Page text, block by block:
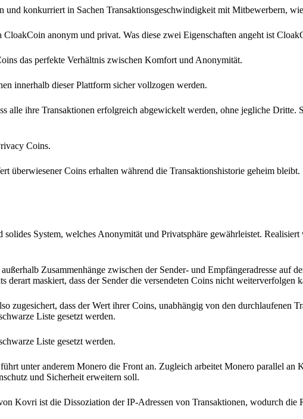
und konkurriert in Sachen Transaktionsgeschwindigkeit mit Mitbewerbern,
anonym und privat. Was diese zwei Eigenschaften angeht ist
das perfekte Verhältnis zwischen Komfort und Anonymität.
innerhalb dieser Plattform sicher vollzogen werden.
alle ihre Transaktionen erfolgreich abgewickelt werden, ohne jegliche Dritte.
Coins.
überwiesener Coins erhalten während die Transaktionshistorie geheim bleibt.
System, welches Anonymität und Privatsphäre gewährleistet.
Zusammenhänge zwischen der Sender- und Empfängeradresse auf
derart maskiert, dass der Sender die versendeten Coins nicht weiterverfolgen
zugesichert, dass der Wert ihrer Coins, unabhängig von den durchlaufenen
Liste gesetzt werden.
Liste gesetzt werden.
unter anderem Monero die Front an. Zugleich arbeitet Monero parallel an
und Sicherheit erweitern soll.
Kovri ist die Dissoziation der IP-Adressen von Transaktionen, wodurch die